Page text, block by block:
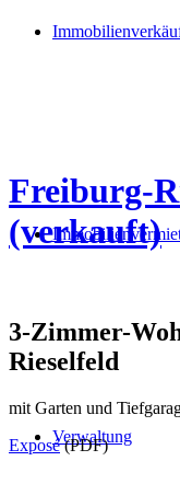
Verwaltung
Freiburg-
(verkauft)
3-Zimmer-
Rieselfeld
mit Garten und
Exposé(PDF)